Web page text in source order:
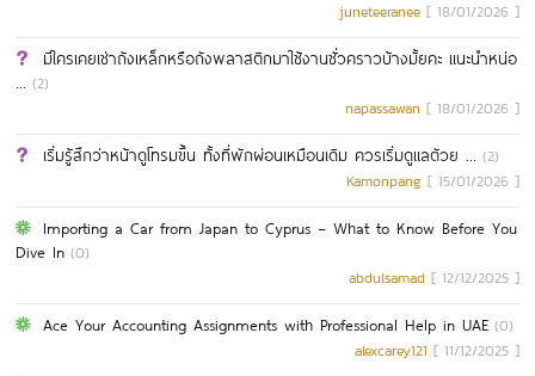
juneteeranee [ 18/01/2026 ]
มีใครเคยเช่าถังเหล็กหรือถังพลาสติกมาใช้งานชั่วคราวบ้างมั้ยคะ แนะนำหน่อ
... (2)
napassawan [ 18/01/2026 ]
เริ่มรู้สึกว่าหน้าดูโทรมขึ้น ทั้งที่พักผ่อนเหมือนเดิม ควรเริ่มดูแลตัวย ... (2)
Kamonpang [ 15/01/2026 ]
Importing a Car from Japan to Cyprus – What to Know Before You
Dive In (0)
abdulsamad [ 12/12/2025 ]
Ace Your Accounting Assignments with Professional Help in UAE (0)
alexcarey121 [ 11/12/2025 ]